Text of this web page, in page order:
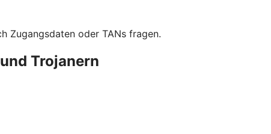
Zugangsdaten oder TANs fragen.
Trojanern